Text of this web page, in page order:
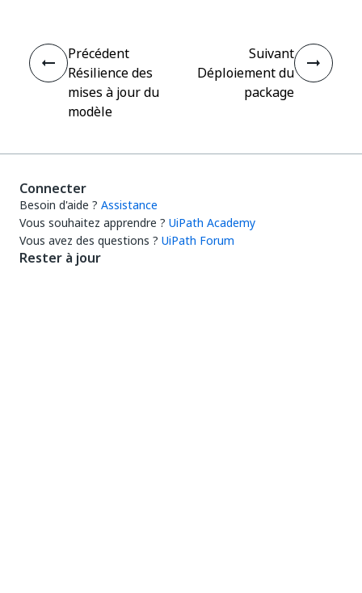
Précédent
Résilience des
mises à jour du
modèle
Suivant
Déploiement du
package
Connecter
Besoin d'aide ? Assistance
Vous souhaitez apprendre ? UiPath Academy
Vous avez des questions ? UiPath Forum
Rester à jour